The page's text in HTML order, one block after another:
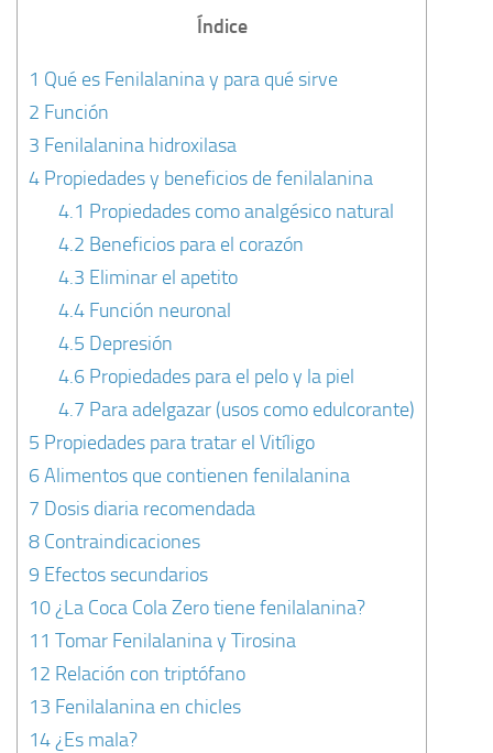
Índice
1 Qué es Fenilalanina y para qué sirve
2 Función
3 Fenilalanina hidroxilasa
4 Propiedades y beneficios de fenilalanina
4.1 Propiedades como analgésico natural
4.2 Beneficios para el corazón
4.3 Eliminar el apetito
4.4 Función neuronal
4.5 Depresión
4.6 Propiedades para el pelo y la piel
4.7 Para adelgazar (usos como edulcorante)
5 Propiedades para tratar el Vitíligo
6Alimentos que contienen fenilalanina
7 Dosis diaria recomendada
8 Contraindicaciones
9 Efectos secundarios
10 ¿La Coca Cola Zero tiene fenilalanina?
11 Tomar Fenilalanina y Tirosina
12 Relación con triptófano
13 Fenilalanina en chicles
14 ¿Es mala?